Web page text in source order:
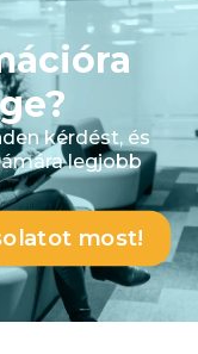
kérdést, és
legjobb
most!